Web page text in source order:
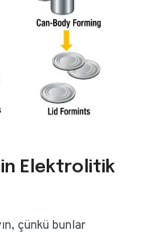
Elektrolitik
çünkü bunlar